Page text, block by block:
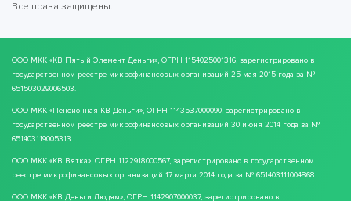
Все права защищены.
ООО МКК «КВ Пятый Элемент Деньги», ОГРН 1154025001316, зарегистрировано в
государственном реестре микрофинансовых организаций 25 мая 2015 года за №
651503029006503.
ООО МКК «Пенсионная КВ Деньги», ОГРН 1143537000090, зарегистрировано в
государственном реестре микрофинансовых организаций 30 июня 2014 года за №
651403119005313.
ООО МКК «КВ Вятка», ОГРН 1122918000567, зарегистрировано в государственном
реестре микрофинансовых организаций 17 марта 2014 года за № 651403111004868.
ООО МКК «КВ Деньги Людям», ОГРН 1142907000037, зарегистрировано в